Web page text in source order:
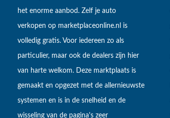
het enorme aanbod. Zelf je auto
verkopen op marketplaceonline.nl is
volledig gratis. Voor iedereen zo als
particulier, maar ook de dealers zijn hier
van harte welkom. Deze marktplaats is
gemaakt en opgezet met de allernieuwste
systemen en is in de snelheid en de
wisseling van de pagina's zeer